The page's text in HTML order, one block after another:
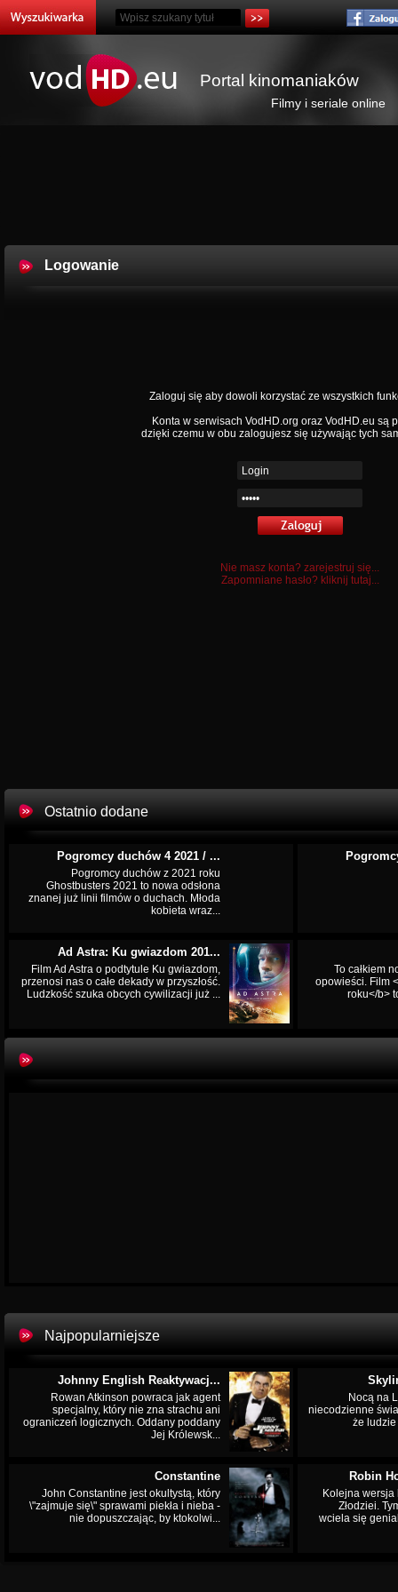
Portal kinomaniaków
Filmy i seriale online
Logowanie
Zaloguj się aby dowoli korzystać ze wszystkich
Konta w serwisach VodHD.org oraz VodHD.eu są
dzięki czemu w obu zalogujesz się używając tych
Nie masz konta? zarejestruj się...
Zapomniane hasło? kliknij tutaj...
Ostatnio dodane
Pogromcy duchów 4 2021 / ...
Pogromcy duchów z 2021 roku
Ghostbusters 2021 to nowa odsłona
znanej już linii filmów o duchach. Młoda
kobieta wraz...
Ad Astra: Ku gwiazdom 201...
Film Ad Astra o podtytule Ku gwiazdom,
przenosi nas o całe dekady w przyszłość.
Ludzkość szuka obcych cywilizacji już ...
To całkiem
opowieści. Film
roku</b>
Najpopularniejsze
Johnny English Reaktywacj...
Rowan Atkinson powraca jak agent
specjalny, który nie zna strachu ani
ograniczeń logicznych. Oddany poddany
Jej Królewsk...
Nocą na
niecodzienne
że
Constantine
John Constantine jest okultystą, który
\"zajmuje się\" sprawami piekła i nieba -
nie dopuszczając, by ktokolwi...
Robin
Kolejna wersja
Złodziei.
wciela się